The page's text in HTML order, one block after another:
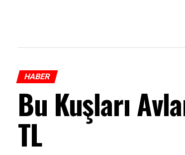
HABER
Bu Kuşları
TL